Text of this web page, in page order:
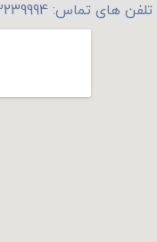
تلفن های تماس: 03132239994